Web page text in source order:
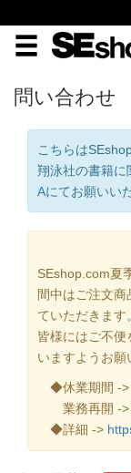
問い合わせ
こちらは
翔泳社の書籍に
Aにてお願いい
SEshop.com夏
間中はご注文
ていただきます。
皆様にはご不便
いますようお願
◆休業期間 ->
業務再開 ->
◆詳細 ->